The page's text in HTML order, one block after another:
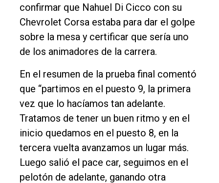
confirmar que Nahuel Di Cicco con su
Chevrolet Corsa estaba para dar el golpe
sobre la mesa y certificar que sería uno
de los animadores de la carrera.
En el resumen de la prueba final comentó
que “partimos en el puesto 9, la primera
vez que lo hacíamos tan adelante.
Tratamos de tener un buen ritmo y en el
inicio quedamos en el puesto 8, en la
tercera vuelta avanzamos un lugar más.
Luego salió el pace car, seguimos en el
pelotón de adelante, ganando otra